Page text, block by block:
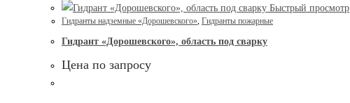
Быстрый просмотр
Гидранты надземные «Дорошевского» Гидранты пожарные
Гидрант «Дорошевского», область под сварку
Цена по запросу